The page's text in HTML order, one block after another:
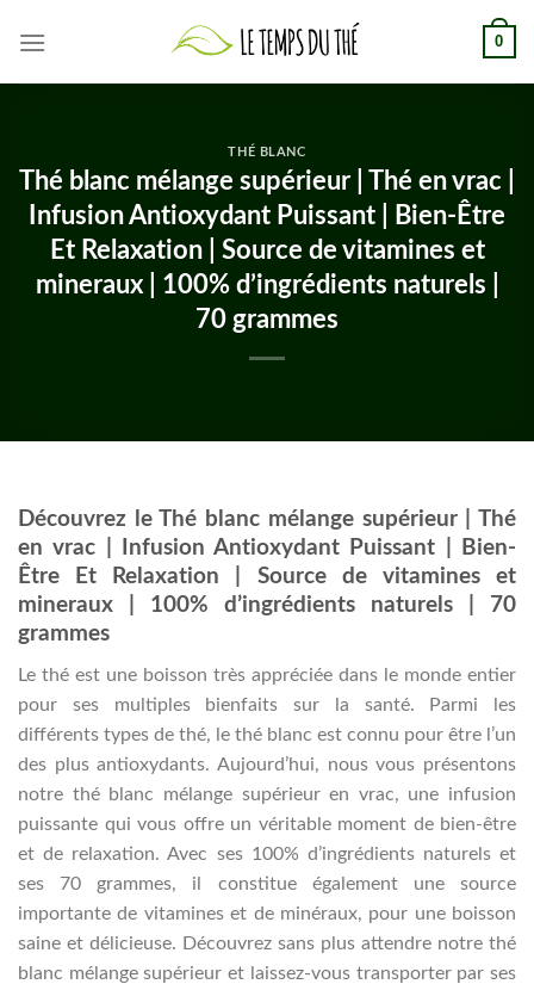
0
THÉ BLANC
Thé blanc mélange supérieur | Thé en vrac |
Infusion Antioxydant Puissant | Bien-Être
Et Relaxation | Source de vitamines et
mineraux | 100% d’ingrédients naturels |
70 grammes
Découvrez le Thé blanc mélange supérieur | Thé
en vrac | Infusion Antioxydant Puissant | Bien-
Être Et Relaxation | Source de vitamines et
mineraux | 100% d’ingrédients naturels | 70
grammes
Le thé est une boisson très appréciée dans le monde entier
pour ses multiples bienfaits sur la santé. Parmi les
différents types de thé, le thé blanc est connu pour être l’un
des plus antioxydants. Aujourd’hui, nous vous présentons
notre thé blanc mélange supérieur en vrac, une infusion
puissante qui vous offre un véritable moment de bien-être
et de relaxation. Avec ses 100% d’ingrédients naturels et
ses 70 grammes, il constitue également une source
importante de vitamines et de minéraux, pour une boisson
saine et délicieuse. Découvrez sans plus attendre notre thé
blanc mélange supérieur et laissez-vous transporter par ses